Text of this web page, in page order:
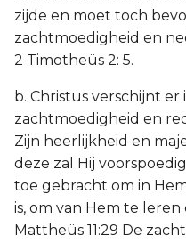
zijde en moet toch
zachtmoedigheid en
2 Timotheüs 2: 5.
b. Christus verschijnt er
zachtmoedigheid en
Zijn heerlijkheid en
deze zal Hij
toe gebracht om in
is, om van Hem te
Mattheüs 11:29 De